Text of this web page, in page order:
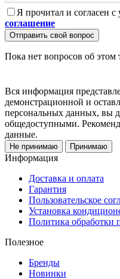
Я прочитал и согласен с
соглашение
Отправить свой вопрос
Пока нет вопросов об этом
Вся информация
демонстрационной и
персональных данных, вы
общедоступными.
данные.
Не принимаю Принимаю
Информация
Доставка и оплата
Гарантия
Пользовательское
Установка
Политика обработки
Полезное
Бренды
Новинки